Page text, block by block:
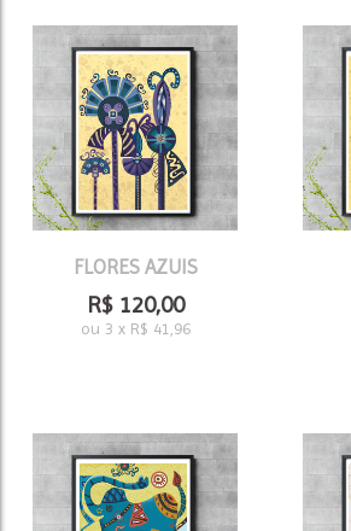
FLORES AZUIS
R$ 120,00
ou 3 x R$ 41,96